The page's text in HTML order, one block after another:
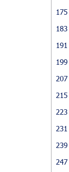
175
183
191
199
207
215
223
231
239
247